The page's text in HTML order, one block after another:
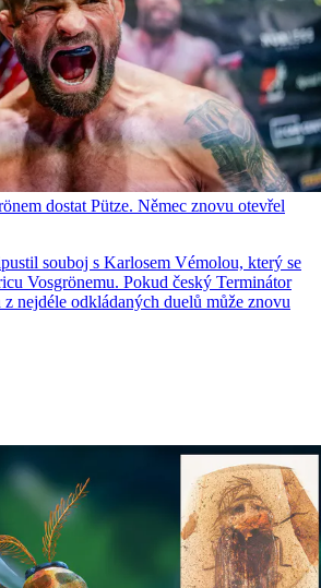
dostat Pütze. Němec znovu otevřel
souboj s Karlosem Vémolou, který se
Vosgrönemu. Pokud český Terminátor
nejdéle odkládaných duelů může znovu